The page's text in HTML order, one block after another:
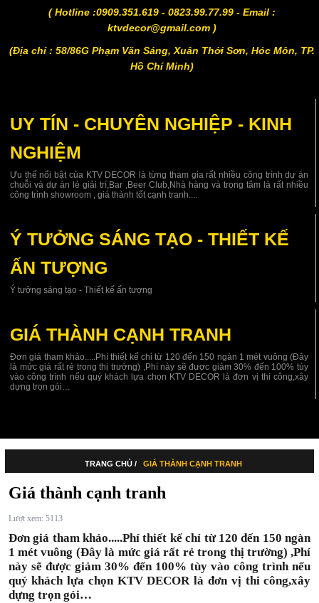
( Hotline :0909.351.619 - 0823.99.77.99 - Email :
ktvdecor@gmail.com )
(Địa chỉ : 58/86G Phạm Văn Sáng, Xuân Thới Sơn, Hóc Môn, TP.
Hồ Chí Minh)
UY TÍN - CHUYÊN NGHIỆP - KINH
NGHIỆM
Ưu thế nổi bật của KTV DECOR là từng tham gia rất nhiều công trình dự án
chuỗi và dự án lẻ giải trí,Bar ,Beer Club,Nhà hàng và trọng tâm là rất nhiều
công trình showroom , giá thành tốt cạnh tranh....
Ý TƯỞNG SÁNG TẠO - THIẾT KẾ
ẤN TƯỢNG
Ý tưởng sáng tạo - Thiết kế ấn tượng
GIÁ THÀNH CẠNH TRANH
Đơn giá tham khảo.....Phí thiết kế chỉ từ 120 đến 150 ngàn 1 mét vuông (Đây
là mức giá rất rẻ trong thị trường) ,Phí này sẽ được giảm 30% đến 100% tùy
vào công trình nếu quý khách lựa chọn KTV DECOR là đơn vị thi công,xây
dựng trọn gói…
TRANG CHỦ / GIÁ THÀNH CẠNH TRANH
Giá thành cạnh tranh
Lượt xem: 5113
Đơn giá tham khảo.....Phí thiết kế chỉ từ 120 đến 150 ngàn
1 mét vuông (Đây là mức giá rất rẻ trong thị trường) ,Phí
này sẽ được giảm 30% đến 100% tùy vào công trình nếu
quý khách lựa chọn KTV DECOR là đơn vị thi công,xây
dựng trọn gói…